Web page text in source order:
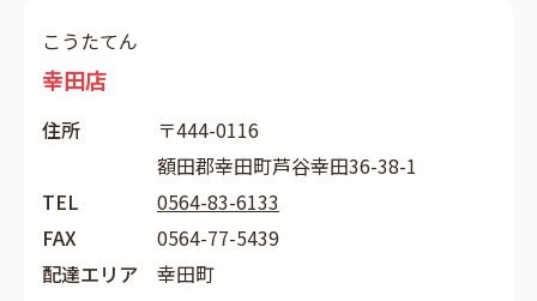
こうたてん
幸田店
住所
〒444-0116
額田郡幸田町芦谷幸田36-38-1
TEL
0564-83-6133
FAX
0564-77-5439
配達エリア
幸田町